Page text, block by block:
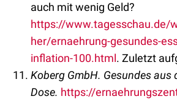
auch mit wenig Geld?
https://www.tagesschau.de/
her/ernaehrung-gesundes-
inflation-100.html. Zuletzt
Koberg GmbH. Gesundes aus
Dose. https://